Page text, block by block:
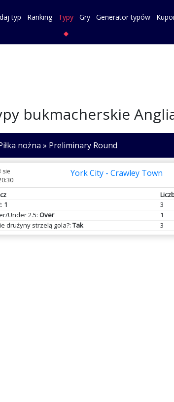
typ Ranking Typy Gry Generator typów
bukmacherskie
nożna » Preliminary Round
sie
York City - Crawley Town
1 3
Under 2.5: Over 1
drużyny strzelą gola?: Tak 3